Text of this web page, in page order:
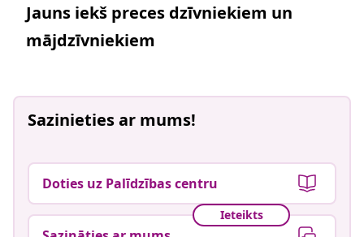
Jauns iekš preces dzīvniekiem un
mājdzīvniekiem
Sazinieties ar mums!
Doties uz Palīdzības centru
Ieteikts